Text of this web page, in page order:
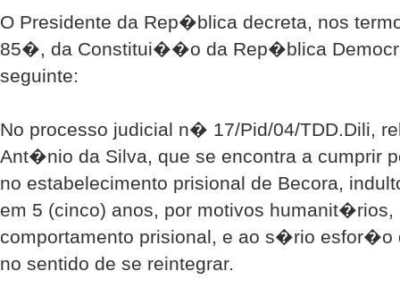
O Presidente da Rep�blica decreta, nos
85�, da Constitui��o da Rep�blica
seguinte:
No processo judicial n� 17/Pid/04/TDD.Dili,
Ant�nio da Silva, que se encontra a cumprir
no estabelecimento prisional de Becora,
em 5 (cinco) anos, por motivos humanit�rios,
comportamento prisional, e ao s�rio esfor�o
no sentido de se reintegrar.